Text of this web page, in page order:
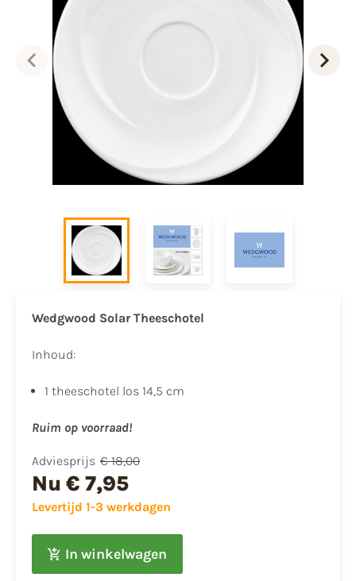
Wedgwood Solar Theeschotel
Inhoud:
1 theeschotel los 14,5 cm
Ruim op voorraad!
Adviesprijs € 18,00
Nu € 7,95
Levertijd 1-3 werkdagen
In winkelwagen